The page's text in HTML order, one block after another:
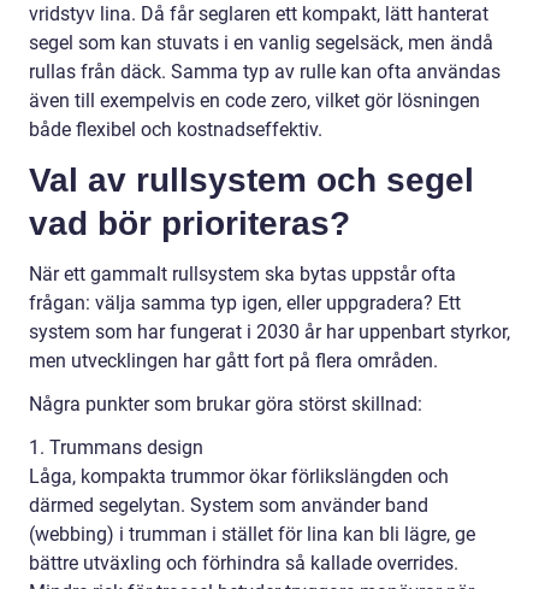
vridstyv lina. Då får seglaren ett kompakt, lätt hanterat
segel som kan stuvats i en vanlig segelsäck, men ändå
rullas från däck. Samma typ av rulle kan ofta användas
även till exempelvis en code zero, vilket gör lösningen
både flexibel och kostnadseffektiv.
Val av rullsystem och segel
vad bör prioriteras?
När ett gammalt rullsystem ska bytas uppstår ofta
frågan: välja samma typ igen, eller uppgradera? Ett
system som har fungerat i 2030 år har uppenbart styrkor,
men utvecklingen har gått fort på flera områden.
Några punkter som brukar göra störst skillnad:
1. Trummans design
Låga, kompakta trummor ökar förlikslängden och
därmed segelytan. System som använder band
(webbing) i trumman i stället för lina kan bli lägre, ge
bättre utväxling och förhindra så kallade overrides.